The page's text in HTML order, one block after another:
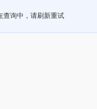
查询中，请刷新重试